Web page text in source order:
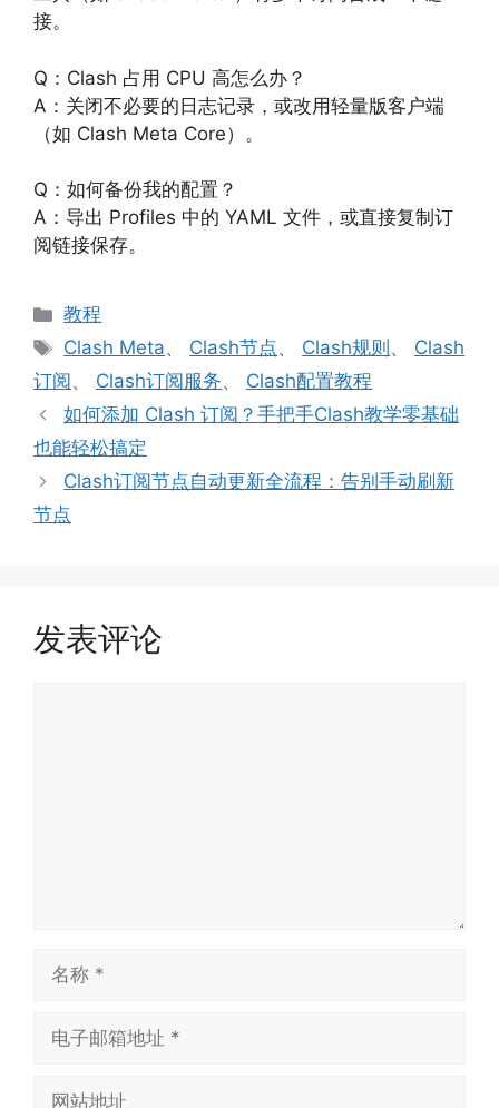
接。
Q：Clash 占用 CPU 高怎么办？
A：关闭不必要的日志记录，或改用轻量版客户端
（如 Clash Meta Core）。
Q：如何备份我的配置？
A：导出 Profiles 中的 YAML 文件，或直接复制订
阅链接保存。
分
类
教程
标
签
Clash Meta、 Clash节点、 Clash规则 、 Clash
订阅、 Clash订阅服务、 Clash配置教程
如何添加 Clash 订阅？手把手Clash教学零基础
也能轻松搞定
Clash订阅节点自动更新全流程：告别手动刷新
节点
发表评论